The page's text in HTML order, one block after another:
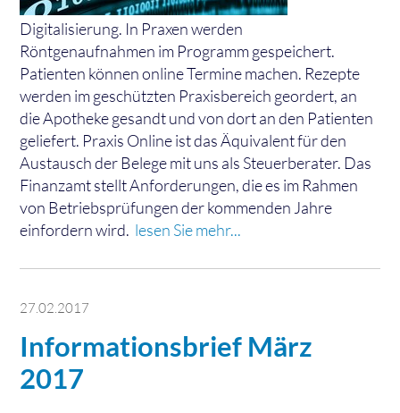
Digitalisierung. In Praxen werden
Röntgenaufnahmen im Programm gespeichert.
Patienten können online Termine machen. Rezepte
werden im geschützten Praxisbereich geordert, an
die Apotheke gesandt und von dort an den Patienten
geliefert. Praxis Online ist das Äquivalent für den
Austausch der Belege mit uns als Steuerberater. Das
Finanzamt stellt Anforderungen, die es im Rahmen
von Betriebsprüfungen der kommenden Jahre
einfordern wird. lesen Sie mehr...
27.02.2017
Informationsbrief März
2017